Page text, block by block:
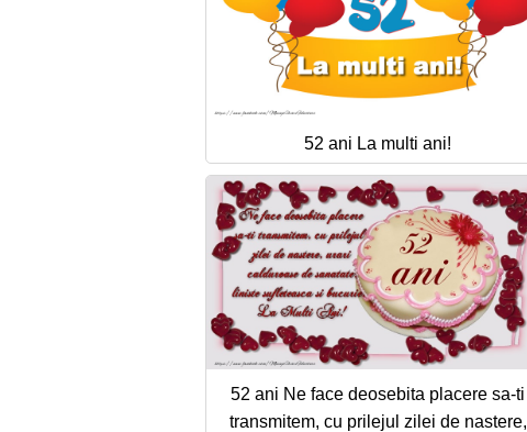
52 ani La multi ani!
52 ani Ne face deosebita placere sa-ti
transmitem, cu prilejul zilei de nastere,